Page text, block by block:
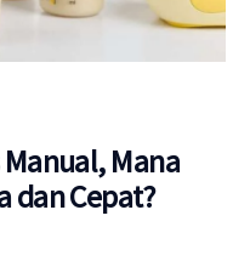
Mana
dan Cepat?